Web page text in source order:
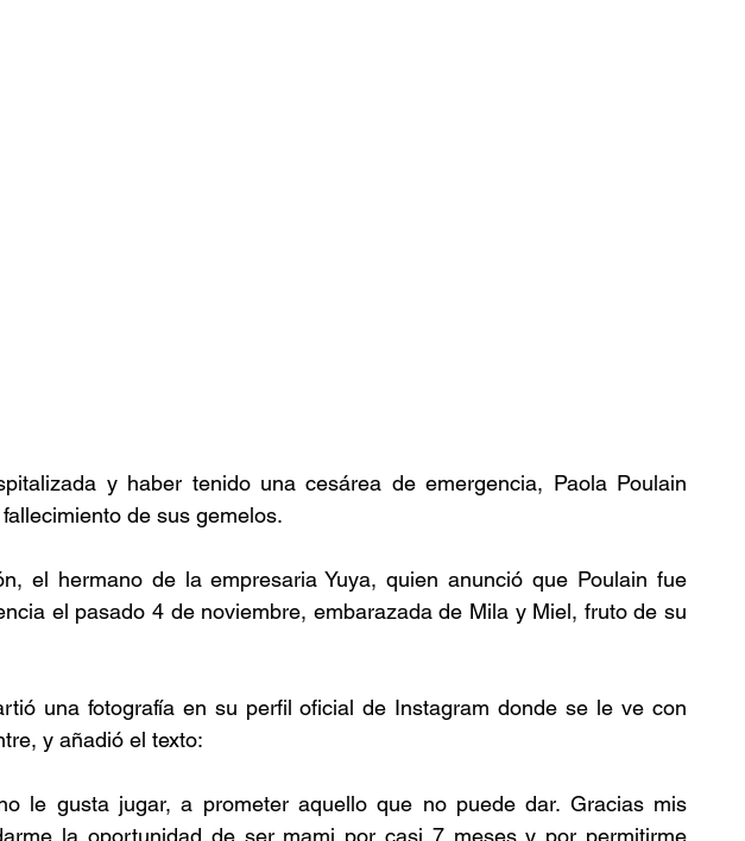
y haber tenido una cesárea de emergencia, Paola Poulain
de sus gemelos.
el hermano de la empresaria Yuya, quien anunció que Poulain fue
el pasado 4 de noviembre, embarazada de Mila y Miel, fruto de su
una fotografía en su perfil oficial de Instagram donde se le ve con
y añadió el texto:
le gusta jugar, a prometer aquello que no puede dar. Gracias mis